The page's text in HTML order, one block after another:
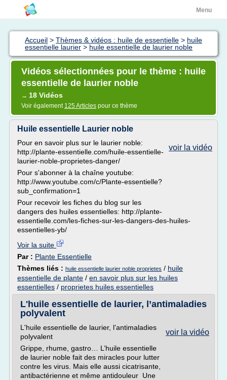
Menu
Accueil > Thèmes & vidéos : huile de essentielle > huile
essentielle laurier > huile essentielle de laurier noble
Vidéos sélectionnées pour le thème : huile
essentielle de laurier noble
→ 18 Vidéos
Voir également 125 Articles pour ce thème
Huile essentielle Laurier noble
voir la vidéo
Pour en savoir plus sur le laurier noble:
http://plante-essentielle.com/huile-essentielle-
laurier-noble-proprietes-danger/
Pour s'abonner à la chaîne youtube:
http://www.youtube.com/c/Plante-essentielle?
sub_confirmation=1
Pour recevoir les fiches du blog sur les
dangers des huiles essentielles: http://plante-
essentielle.com/les-fiches-sur-les-dangers-des-huiles-
essentielles-yb/
Voir la suite
Par : Plante Essentielle
Thèmes liés : huile essentielle laurier noble proprietes / huile
essentielle de plante / en savoir plus sur les huiles
essentielles / proprietes huiles essentielles
L'huile essentielle de laurier, l’antimaladies
polyvalent
voir la vidéo
L'huile essentielle de laurier, l’antimaladies
polyvalent
Grippe, rhume, gastro… L’huile essentielle
de laurier noble fait des miracles pour lutter
contre les virus. Mais elle aussi cicatrisante,
antibactérienne et même antidouleur Une